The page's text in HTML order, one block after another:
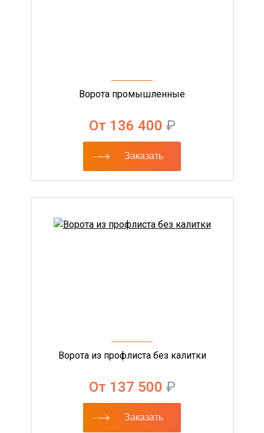
Ворота промышленные
От 136 400 ₽
Заказать
Ворота из профлиста без калитки
От 137 500 ₽
Заказать